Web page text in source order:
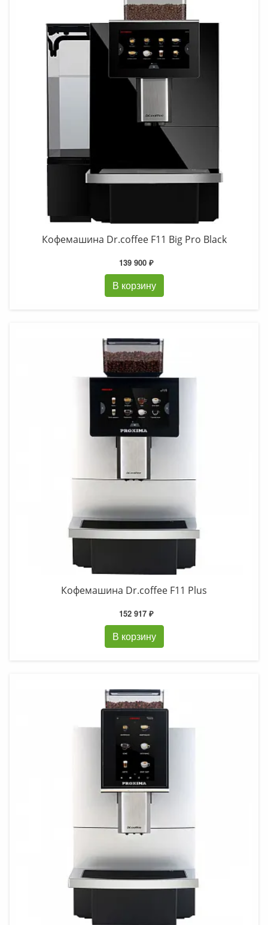
Кофемашина Dr.coffee F11 Big Pro Black
139 900 ₽
В корзину
Кофемашина Dr.coffee F11 Plus
152 917 ₽
В корзину